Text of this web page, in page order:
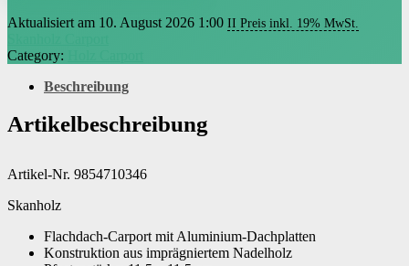
Aktualisiert am 10. August 2026 1:00 II Preis inkl. 19% MwSt.
Category:
Beschreibung
Artikelbeschreibung
Artikel-Nr. 9854710346
Skanholz
Flachdach-Carport mit Aluminium-Dachplatten
Konstruktion aus imprägniertem Nadelholz